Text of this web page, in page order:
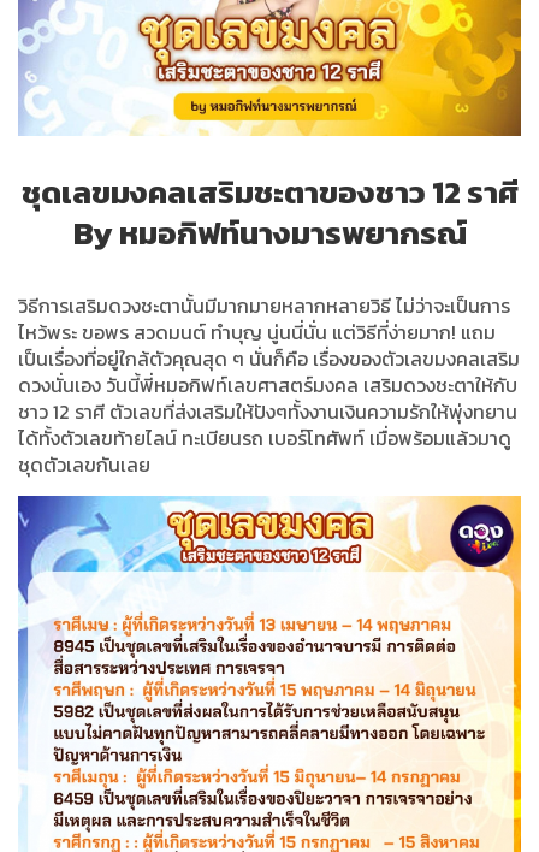
ชุดเลขมงคลเสริมชะตาของชาว 12 ราศี
By หมอกิฟท์นางมารพยากรณ์
วิธีการเสริมดวงชะตานั้นมีมากมายหลากหลายวิธี ไม่ว่าจะเป็นการ
ไหว้พระ ขอพร สวดมนต์ ทำบุญ นู่นนี่นั่น แต่วิธีที่ง่ายมาก! แถม
เป็นเรื่องที่อยู่ใกล้ตัวคุณสุด ๆ นั่นก็คือ เรื่องของตัวเลขมงคลเสริม
ดวงนั่นเอง วันนี้พี่หมอกิฟท์เลขศาสตร์มงคล เสริมดวงชะตาให้กับ
ชาว 12 ราศี ตัวเลขที่ส่งเสริมให้ปังๆทั้งงานเงินความรักให้พุ่งทยาน
ได้ทั้งตัวเลขท้ายไลน์ ทะเบียนรถ เบอร์โทศัพท์ เมื่อพร้อมแล้วมาดู
ชุดตัวเลขกันเลย